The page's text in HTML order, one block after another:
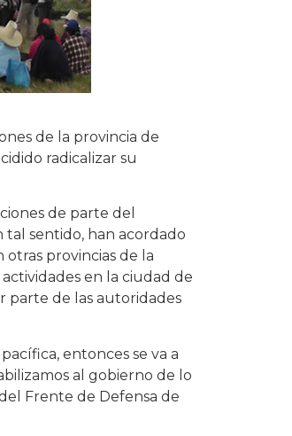
de la provincia de
radicalizar su
de parte del
tal sentido, han acordado
provincias de la
en la ciudad de
parte de las autoridades
entonces se va a
al gobierno de lo
Frente de Defensa de